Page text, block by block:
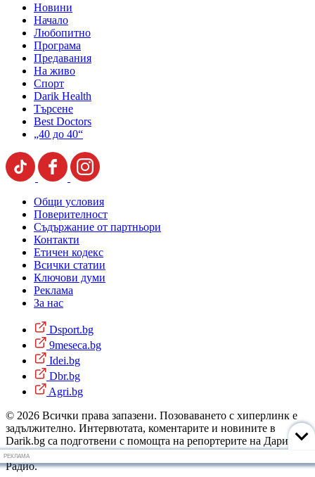
Новини
Начало
Любопитно
Програма
Предавания
На живо
Спорт
Darik Health
Търсене
Best Doctors
„40 до 40“
Общи условия
Поверителност
Съдържание от партньори
Контакти
Етичен кодекс
Всички статии
Ключови думи
Реклама
За нас
Dsport.bg
9meseca.bg
Idei.bg
Dbr.bg
Agri.bg
© 2026 Всички права запазени. Позоваването с хиперлинк е
задължително. Интервютата, коментарите и новините в
Darik.bg са подготвени с помощта на репортерите на Дарик
Радио и новинарските емисии на радиото. Снимки: Дарик
Радио.
РЕКЛАМА